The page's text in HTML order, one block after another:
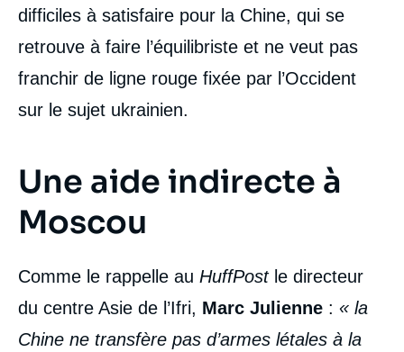
difficiles à satisfaire pour la Chine, qui se
retrouve à faire l’équilibriste et ne veut pas
franchir de ligne rouge fixée par l’Occident
sur le sujet ukrainien.
Une aide indirecte à
Moscou
Comme le rappelle au HuffPostle directeur
du centre Asie de l’Ifri, Marc Julienne : « la
Chine ne transfère pas d’armes létales à la